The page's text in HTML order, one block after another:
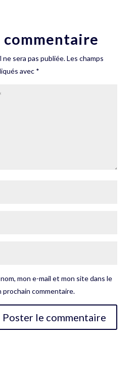
commentaire
sera pas publiée.Les champs
avec *
mon e-mail et mon site dans le
prochain commentaire.